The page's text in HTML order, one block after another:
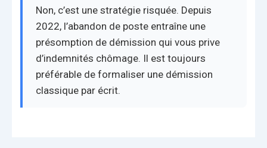
Non, c’est une stratégie risquée. Depuis
2022, l’abandon de poste entraîne une
présomption de démission qui vous prive
d’indemnités chômage. Il est toujours
préférable de formaliser une démission
classique par écrit.